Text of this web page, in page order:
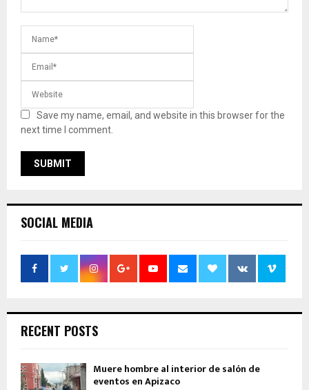
Save my name, email, and website in this browser for the
next time I comment.
SOCIAL MEDIA
RECENT POSTS
Muere hombre al interior de salón de
eventos en Apizaco